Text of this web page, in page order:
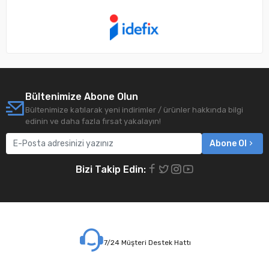
Bültenimize Abone Olun
Bültenimize katılarak yeni indirimler / ürünler hakkında bilgi
edinin ve daha fazla fırsat yakalayın!
Abone Ol
Bizi Takip Edin:
7/24 Müşteri Destek Hattı